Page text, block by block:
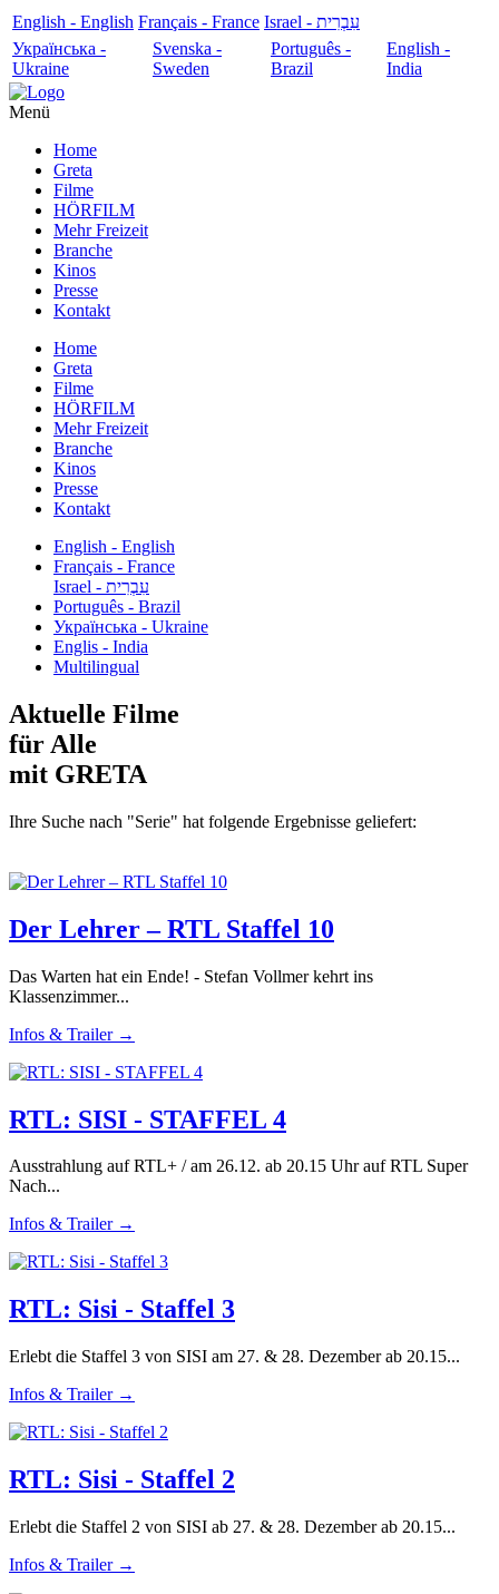
English - English Français - France
עִבְרִית - Israel
Українська -
Ukraine
Svenska -
Sweden
Português -
Brazil
English -
India
Menü
Home
Greta
Filme
HÖRFILM
Mehr Freizeit
Branche
Kinos
Presse
Kontakt
Home
Greta
Filme
HÖRFILM
Mehr Freizeit
Branche
Kinos
Presse
Kontakt
English - English
Français - France
עִבְרִית - Israel
Português - Brazil
Українська - Ukraine
Englis - India
Multilingual
Aktuelle Filme
für Alle
mit GRETA
Ihre Suche nach "Serie" hat folgende Ergebnisse geliefert:
Der Lehrer – RTL Staffel 10
Das Warten hat ein Ende! - Stefan Vollmer kehrt ins
Klassenzimmer...
Infos & Trailer →
RTL: SISI - STAFFEL 4
Ausstrahlung auf RTL+ / am 26.12. ab 20.15 Uhr auf RTL Super
Nach...
Infos & Trailer →
RTL: Sisi - Staffel 3
Erlebt die Staffel 3 von SISI am 27. & 28. Dezember ab 20.15...
Infos & Trailer →
RTL: Sisi - Staffel 2
Erlebt die Staffel 2 von SISI ab 27. & 28. Dezember ab 20.15...
Infos & Trailer →